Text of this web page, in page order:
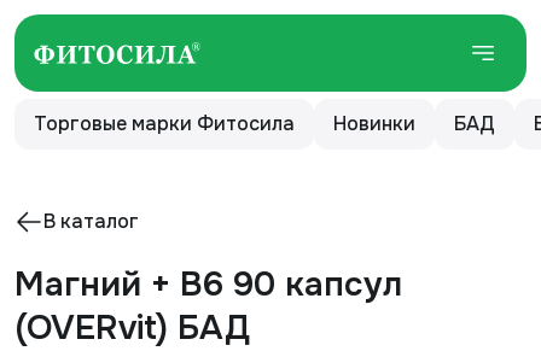
Торговые марки Фитосила Новинки БАД
В каталог
Магний + В6 90 капсул
(OVERvit) БАД